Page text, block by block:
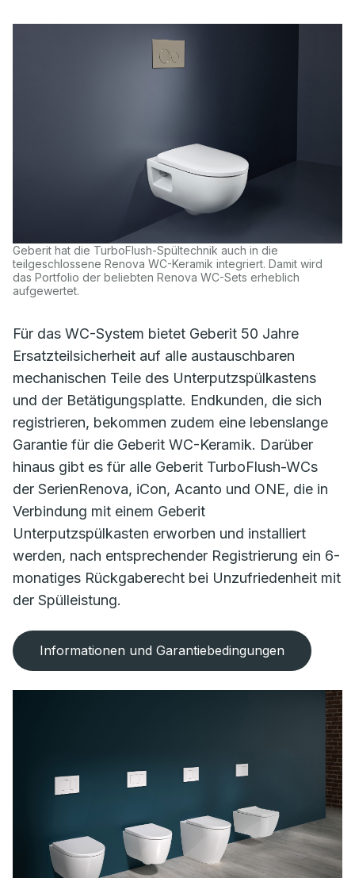
Geberit hat die TurboFlush-Spültechnik auch in die
teilgeschlossene Renova WC-Keramik integriert. Damit wird
das Portfolio der beliebten Renova WC-Sets erheblich
aufgewertet.
Für das WC-System bietet Geberit 50 Jahre
Ersatzteilsicherheit auf alle austauschbaren
mechanischen Teile des Unterputzspülkastens
und der Betätigungsplatte. Endkunden, die sich
registrieren, bekommen zudem eine lebenslange
Garantie für die Geberit WC-Keramik. Darüber
hinaus gibt es für alle Geberit TurboFlush-WCs
der SerienRenova, iCon, Acanto und ONE, die in
Verbindung mit einem Geberit
Unterputzspülkasten erworben und installiert
werden, nach entsprechender Registrierung ein 6-
monatiges Rückgaberecht bei Unzufriedenheit mit
der Spülleistung.
Informationen und Garantiebedingungen